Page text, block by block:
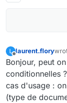
L
Offline
laurent.flory
Bonjour, peut
conditionnelles ?
cas d'usage :
(type de